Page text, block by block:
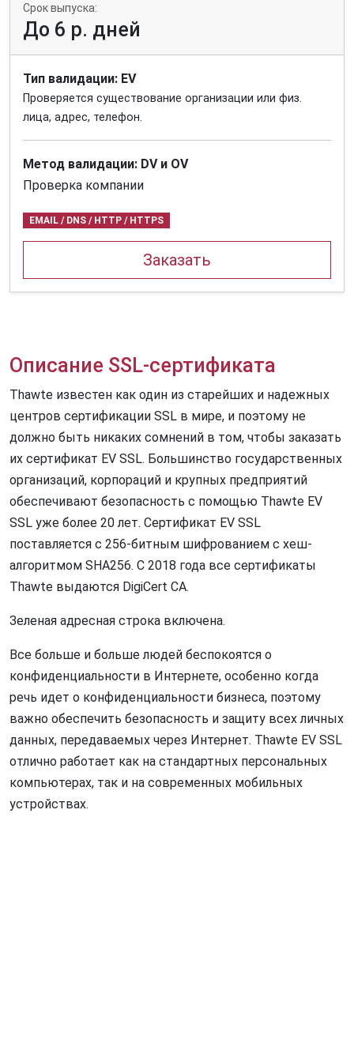
Срок выпуска:
До 6 р. дней
Тип валидации: EV
Проверяется существование организации или физ.
лица, адрес, телефон.
Метод валидации: DV и OV
Проверка компании
EMAIL / DNS / HTTP / HTTPS
Заказать
Описание SSL-сертификата
Thawte известен как один из старейших и надежных
центров сертификации SSL в мире, и поэтому не
должно быть никаких сомнений в том, чтобы заказать
их сертификат EV SSL. Большинство государственных
организаций, корпораций и крупных предприятий
обеспечивают безопасность с помощью Thawte EV
SSL уже более 20 лет. Сертификат EV SSL
поставляется с 256-битным шифрованием с хеш-
алгоритмом SHA256. С 2018 года все сертификаты
Thawte выдаются DigiCert CA.
Зеленая адресная строка включена.
Все больше и больше людей беспокоятся о
конфиденциальности в Интернете, особенно когда
речь идет о конфиденциальности бизнеса, поэтому
важно обеспечить безопасность и защиту всех личных
данных, передаваемых через Интернет. Thawte EV SSL
отлично работает как на стандартных персональных
компьютерах, так и на современных мобильных
устройствах.